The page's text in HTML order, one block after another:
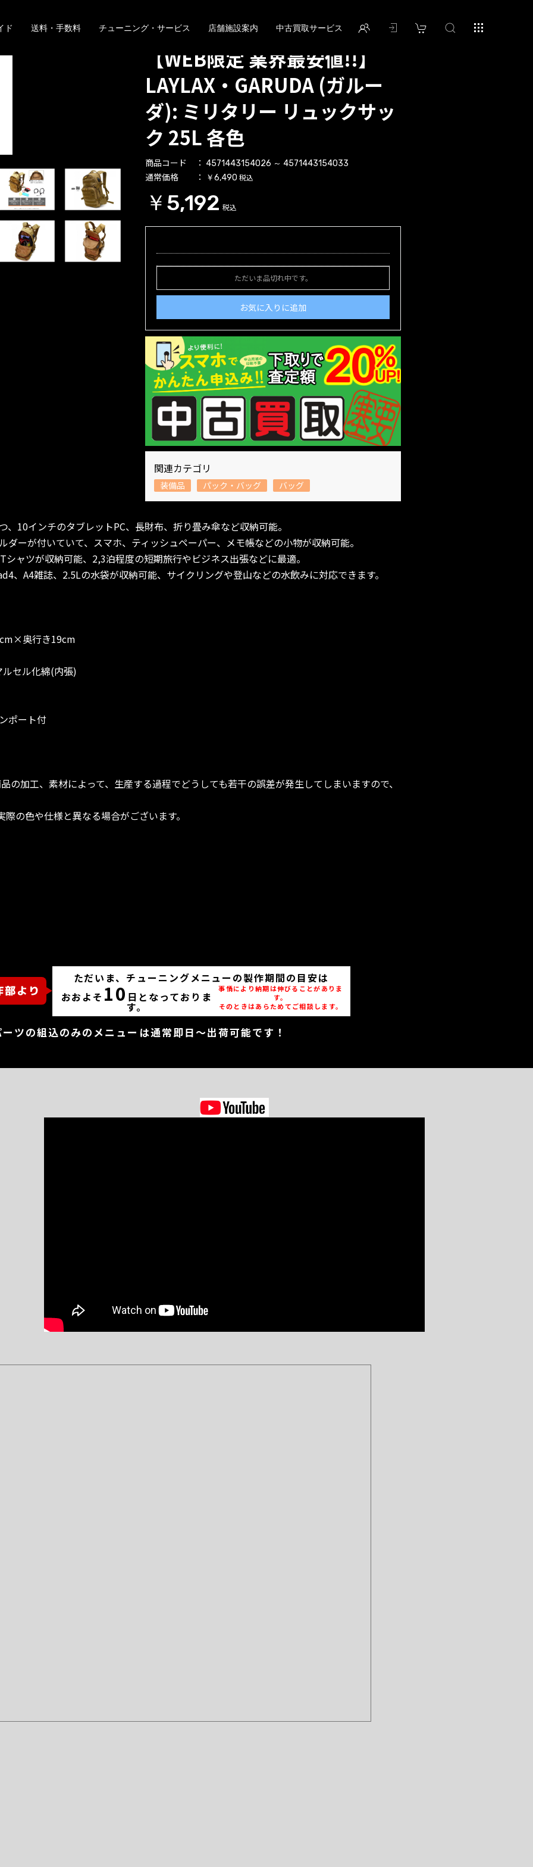
ド 送料・手数料 チューニング・サービス 店舗施設案内 中古買取サービス
【WEB限定 業界最安値!!】
LAYLAX・GARUDA (ガルー
ダ): ミリタリー リュックサッ
ク 25L 各色
商品コード 4571443154026 ～ 4571443154033
通常価格 ￥6,490 税込
￥5,192 税込
ただいま品切れ中です。
お気に入りに追加
関連カテゴリ
装備品 パック・バッグ バッグ
10インチのタブレットPC、長財布、折り畳み傘など収納可能。
ダーが付いていて、スマホ、ティッシュペーパー、メモ帳などの小物が収納可能。
ャツが収納可能、2,3泊程度の短期旅行やビジネス出張などに最適。
、A4雑誌、2.5Lの水袋が収納可能、サイクリングや登山などの水飲みに対応できます。
奥行き19cm
セル化綿(内張)
ポート付
の加工、素材によって、生産する過程でどうしても若干の誤差が発生してしまいますので、
の色や仕様と異なる場合がございます。
ただいま、チューニングメニューの製作期間の目安は
おおよそ 10 日となっておりま
す。
事情により納期は伸びることがありま
す。
そのときはあらためてご相談します。
ツの組込のみのメニューは通常即日～出荷可能です！